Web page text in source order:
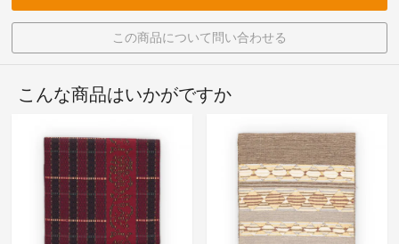
この商品について問い合わせる
こんな商品はいかがですか